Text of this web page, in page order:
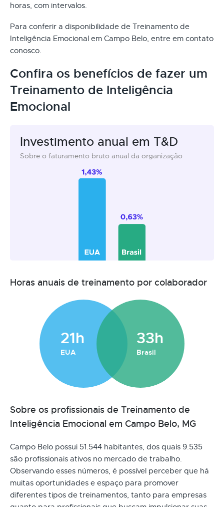
horas, com intervalos.
Para conferir a disponibilidade de Treinamento de
Inteligência Emocional em Campo Belo, entre em contato
conosco.
Confira os benefícios de fazer um
Treinamento de Inteligência
Emocional
Investimento anual em T&D
Sobre o faturamento bruto anual da organização
Horas anuais de treinamento por colaborador
21h
EUA
33h
Brasil
Sobre os profissionais de Treinamento de
Inteligência Emocional em Campo Belo, MG
Campo Belo possui 51.544 habitantes, dos quais 9.535
são profissionais ativos no mercado de trabalho.
Observando esses números, é possível perceber que há
muitas oportunidades e espaço para promover
diferentes tipos de treinamentos, tanto para empresas